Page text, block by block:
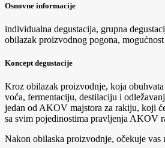
Osnovne informacije
individualna degustacija, grupna
obilazak proizvodnog pogona,
Koncept degustacije
Kroz obilazak proizvodnje, koja
voća, fermentaciju, destilaciju i
jedan od AKOV majstora za rakiju, koji
sa svim pojedinostima pravljenja AKOV
Nakon obilaska proizvodnje, očekuje vas